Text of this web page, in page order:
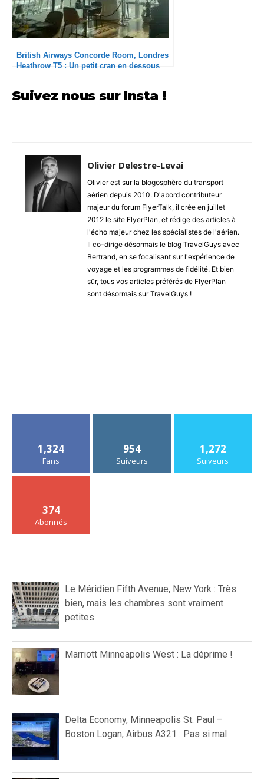
British Airways Concorde Room, Londres
Heathrow T5 : Un petit cran en dessous
Suivez nous sur Insta !
Olivier Delestre-Levai
Olivier est sur la blogosphère du transport
aérien depuis 2010. D'abord contributeur
majeur du forum FlyerTalk, il crée en juillet
2012 le site FlyerPlan, et rédige des articles à
l'écho majeur chez les spécialistes de l'aérien.
Il co-dirige désormais le blog TravelGuys avec
Bertrand, en se focalisant sur l'expérience de
voyage et les programmes de fidélité. Et bien
sûr, tous vos articles préférés de FlyerPlan
sont désormais sur TravelGuys !
1,324
Fans
954
Suiveurs
1,272
Suiveurs
374
Abonnés
Le Méridien Fifth Avenue, New York : Très
bien, mais les chambres sont vraiment
petites
Marriott Minneapolis West : La déprime !
Delta Economy, Minneapolis St. Paul –
Boston Logan, Airbus A321 : Pas si mal